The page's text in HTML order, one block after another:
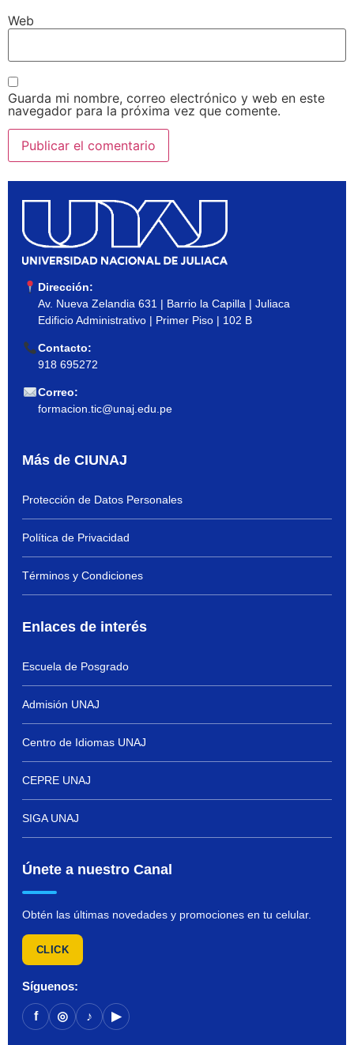
Web
Guarda mi nombre, correo electrónico y web en este
navegador para la próxima vez que comente.
Dirección:
Av. Nueva Zelandia 631 | Barrio la Capilla | Juliaca
Edificio Administrativo | Primer Piso | 102 B
Contacto:
918 695272
Correo:
formacion.tic@unaj.edu.pe
Más de CIUNAJ
Protección de Datos Personales
Política de Privacidad
Términos y Condiciones
Enlaces de interés
Escuela de Posgrado
Admisión UNAJ
Centro de Idiomas UNAJ
CEPRE UNAJ
SIGA UNAJ
Únete a nuestro Canal
Obtén las últimas novedades y promociones en tu celular.
CLICK
Síguenos:
f ◎ ♪ ▶